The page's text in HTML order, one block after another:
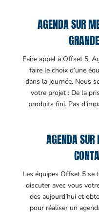
AGENDA SUR
Faire appel à Offset 5,
faire le choix d’une
dans la journée. Nous
votre projet : De la
produits fini. Pas
AGENDA
Les équipes Offset 5 se
discuter avec vous
des aujourd’hui et
pour réaliser un